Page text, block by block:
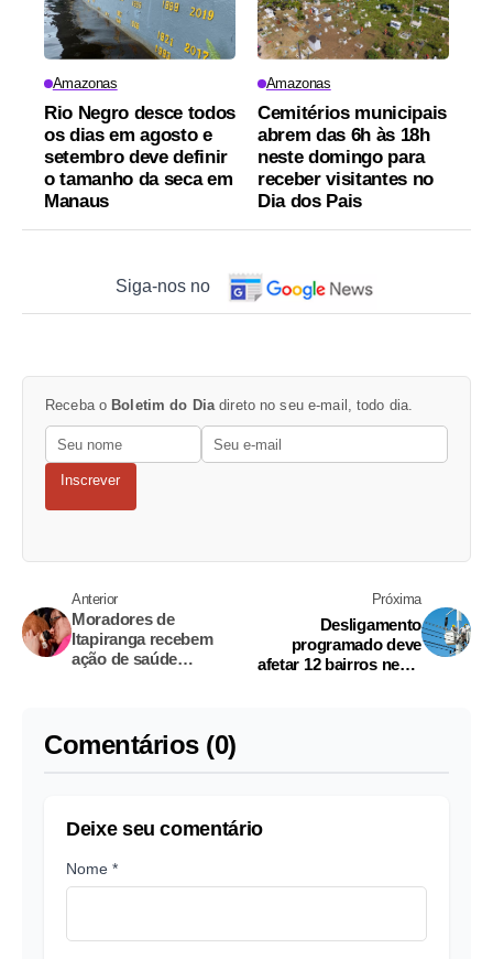
Amazonas
Rio Negro desce todos
os dias em agosto e
setembro deve definir
o tamanho da seca em
Manaus
Amazonas
Cemitérios municipais
abrem das 6h às 18h
neste domingo para
receber visitantes no
Dia dos Pais
Siga-nos no
Receba o Boletim do Dia direto no seu e-mail, todo dia.
Inscrever
Anterior
Moradores de
Itapiranga recebem
ação de saúde
Próxima
Desligamento
programado deve
afetar 12 bairros nesta
Comentários (0)
Deixe seu comentário
Nome *